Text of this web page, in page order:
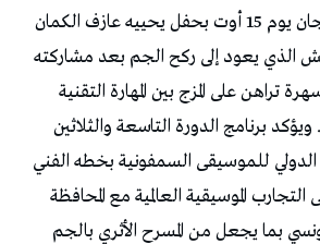
وتختتم فعاليات المهرجان يوم 15 أوت بحفل يحييه عازف الكمان
الذي يعود إلى ركح الجم بعد مشاركته
تراهن على المزج بين المهارة التقنية
برنامج الدورة التاسعة والثلاثين
للموسيقى السمفونية بخطه الفني
التجارب الموسيقية العالمية مع المحافظة
بما يجعل من المسرح الأثري بالجم